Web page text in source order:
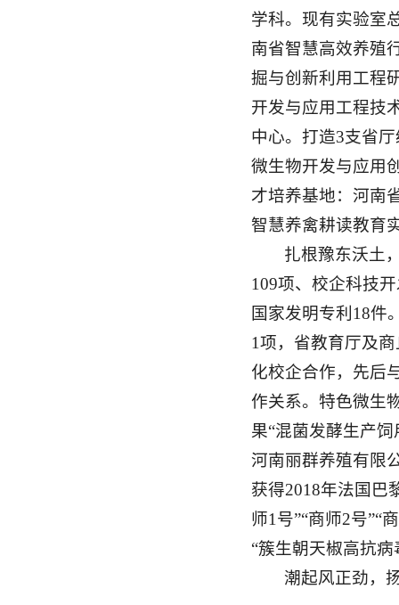
学科。现有实验室
南省智慧高效养殖
掘与创新利用工程
开发与应用工程技
中心。打造3支省
微生物开发与应用
才培养基地：河南
智慧养禽耕读教育
扎根豫东沃土
109项、校企科技
国家发明专利18件
1项，省教育厅及
化校企合作，先后
作关系。特色微生
果“混菌发酵生产
河南丽群养殖有限
获得2018年法国巴
师1号”“商师2号”“
“簇生朝天椒高抗
潮起风正劲，